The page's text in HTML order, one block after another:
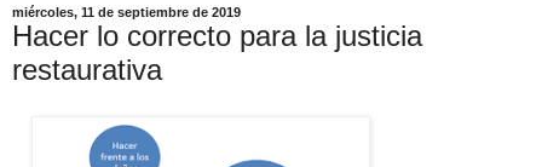
miércoles, 11 de septiembre de 2019
Hacer lo correcto para la justicia
restaurativa